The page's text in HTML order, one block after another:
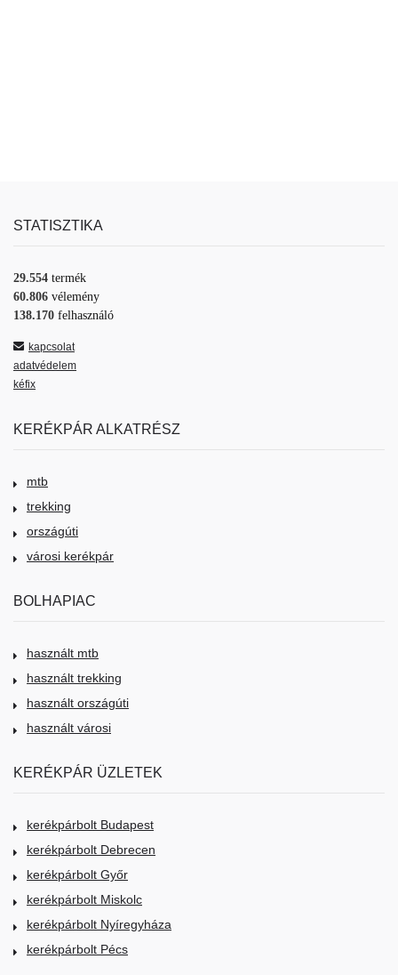
STATISZTIKA
29.554 termék
60.806 vélemény
138.170 felhasználó
kapcsolat
adatvédelem
kéfix
KERÉKPÁR ALKATRÉSZ
mtb
trekking
országúti
városi kerékpár
BOLHAPIAC
használt mtb
használt trekking
használt országúti
használt városi
KERÉKPÁR ÜZLETEK
kerékpárbolt Budapest
kerékpárbolt Debrecen
kerékpárbolt Győr
kerékpárbolt Miskolc
kerékpárbolt Nyíregyháza
kerékpárbolt Pécs